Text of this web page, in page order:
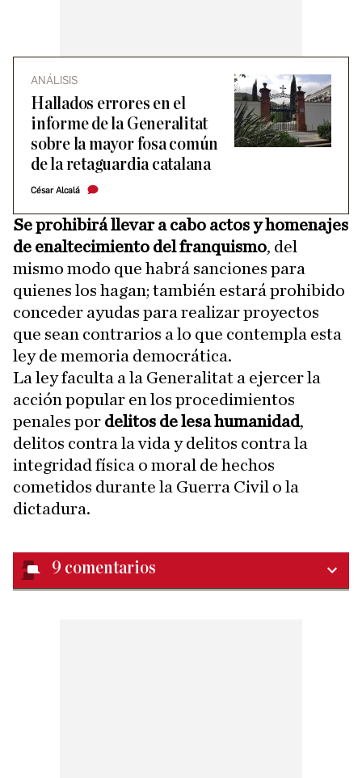
ANÁLISIS
Hallados errores en el
informe de la Generalitat
sobre la mayor fosa común
de la retaguardia catalana
César Alcalá
Se prohibirá llevar a cabo actos y homenajes
de enaltecimiento del franquismo, del
mismo modo que habrá sanciones para
quienes los hagan; también estará prohibido
conceder ayudas para realizar proyectos
que sean contrarios a lo que contempla esta
ley de memoria democrática.
La ley faculta a la Generalitat a ejercer la
acción popular en los procedimientos
penales por delitos de lesa humanidad,
delitos contra la vida y delitos contra la
integridad física o moral de hechos
cometidos durante la Guerra Civil o la
dictadura.
9 comentarios